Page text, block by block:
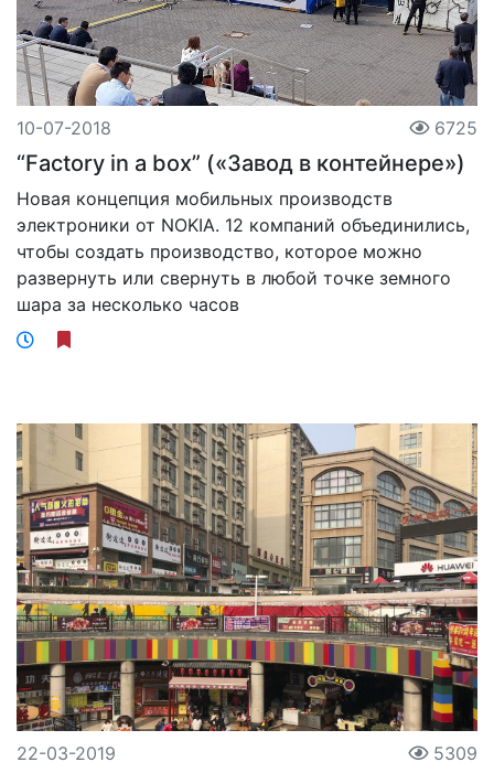
10-07-2018 6725
“Factory in a box” («Завод в контейнере»)
Новая концепция мобильных производств
электроники от NOKIA. 12 компаний объединились,
чтобы создать производство, которое можно
развернуть или свернуть в любой точке земного
шара за несколько часов
22-03-2019 5309